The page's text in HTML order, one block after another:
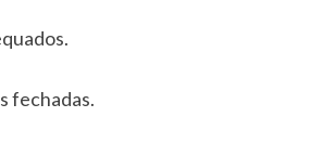
fechadas.